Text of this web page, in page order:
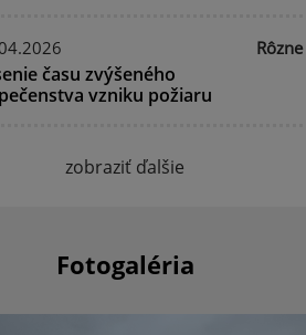
Rôzne
času zvýšeného
vzniku požiaru
zobraziť ďalšie
Fotogaléria